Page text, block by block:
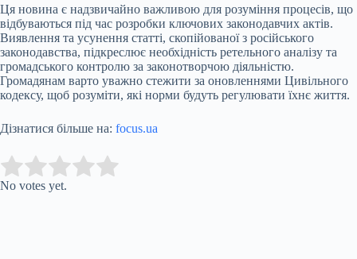
Ця новина є надзвичайно важливою для розуміння процесів, що
відбуваються під час розробки ключових законодавчих актів.
Виявлення та усунення статті, скопійованої з російського
законодавства, підкреслює необхідність ретельного аналізу та
громадського контролю за законотворчою діяльністю.
Громадянам варто уважно стежити за оновленнями Цивільного
кодексу, щоб розуміти, які норми будуть регулювати їхнє життя.
Дізнатися більше на: focus.ua
Rate this item:
No votes yet.